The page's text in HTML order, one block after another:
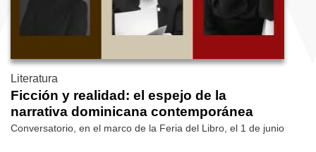
Literatura
Ficción y realidad: el espejo de la
narrativa dominicana contemporánea
Conversatorio, en el marco de la Feria del Libro, el 1 de junio